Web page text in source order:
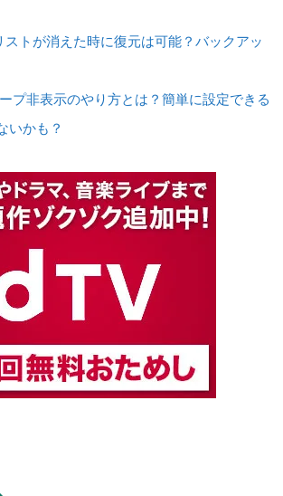
ストが消えた時に復元は可能？バックアッ
プ非表示のやり方とは？簡単に設定できる
いかも？